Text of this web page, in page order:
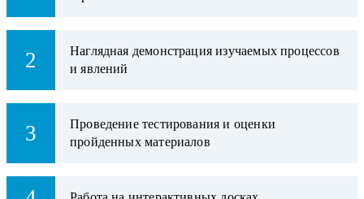
2
Наглядная демонстрация изучаемых процессов
и явлений
3
Проведение тестирования и оценки
пройденных материалов